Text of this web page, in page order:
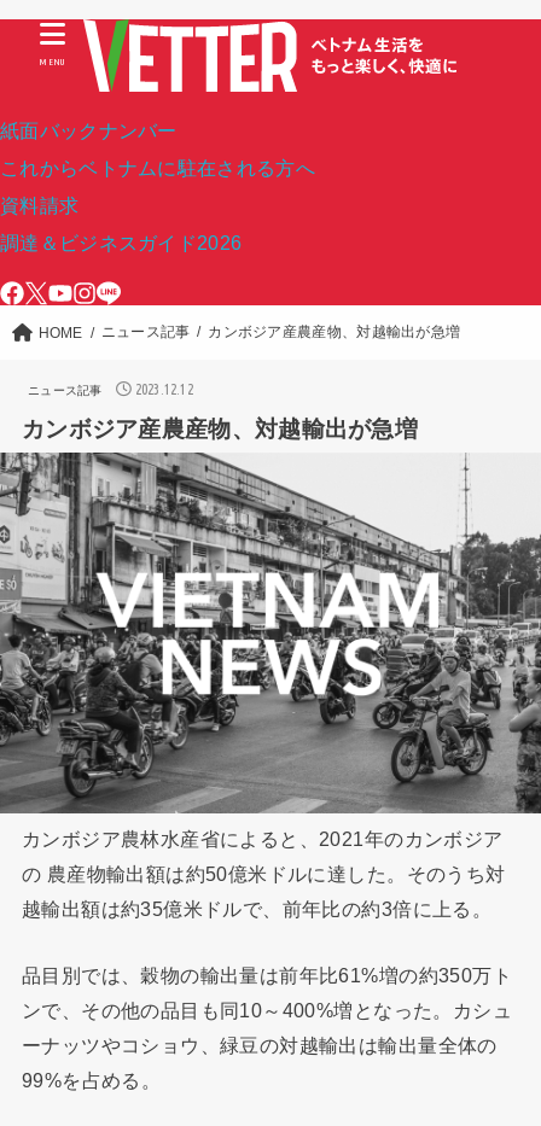
紙面バックナンバー
これからベトナムに駐在される方へ
資料請求
調達＆ビジネスガイド2026
MENU
HOME ニュース記事 カンボジア産農産物、対越輸出が急増
ニュース記事 2023.12.12
カンボジア産農産物、対越輸出が急増
カンボジア農林水産省によると、2021年のカンボジア
の 農産物輸出額は約50億米ドルに達した。そのうち対
越輸出額は約35億米ドルで、前年比の約3倍に上る。
品目別では、穀物の輸出量は前年比61%増の約350万ト
ンで、その他の品目も同10～400%増となった。カシュ
ーナッツやコショウ、緑豆の対越輸出は輸出量全体の
99%を占める。